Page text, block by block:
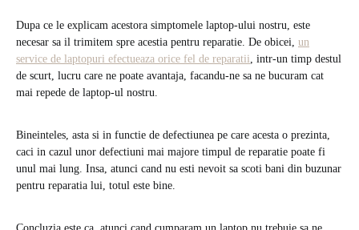
Dupa ce le explicam acestora simptomele laptop-ului nostru, este
necesar sa il trimitem spre acestia pentru reparatie. De obicei, un
service de laptopuri efectueaza orice fel de reparatii, intr-un timp destul
de scurt, lucru care ne poate avantaja, facandu-ne sa ne bucuram cat
mai repede de laptop-ul nostru.
Bineinteles, asta si in functie de defectiunea pe care acesta o prezinta,
caci in cazul unor defectiuni mai majore timpul de reparatie poate fi
unul mai lung. Insa, atunci cand nu esti nevoit sa scoti bani din buzunar
pentru reparatia lui, totul este bine.